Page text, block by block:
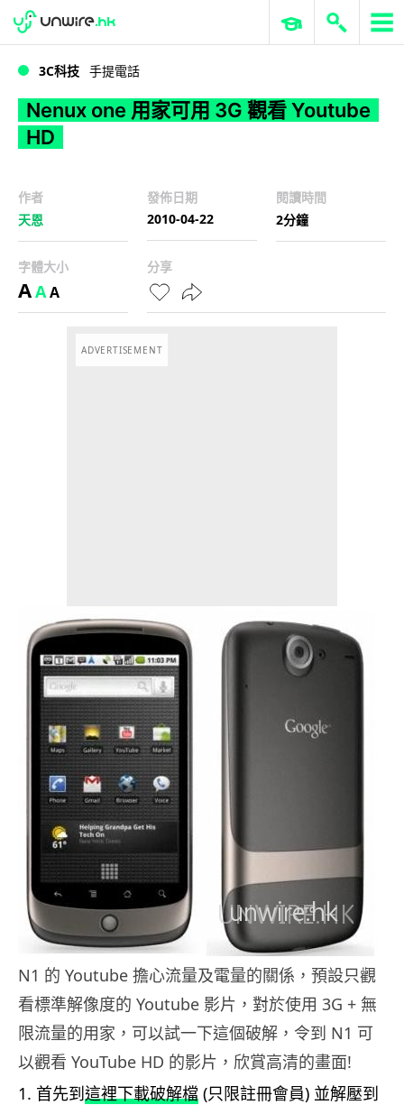
Nenux one 用家可用 3G 觀看 Youtube HD
WWDC 2026 ERP 與商業 AI
3C科技 手提電話
Nenux one 用家可用 3G 觀看 Youtube
HD
作者
天恩
發佈日期
2010-04-22
閱讀時間
2分鐘
字體大小
AAA
分享
ADVERTISEMENT
N1 的 Youtube 擔心流量及電量的關係，預設只觀
看標準解像度的 Youtube 影片，對於使用 3G + 無
限流量的用家，可以試一下這個破解，令到 N1 可
以觀看 YouTube HD 的影片，欣賞高清的畫面!
首先到這裡下載破解檔 (只限註冊會員) 並解壓到